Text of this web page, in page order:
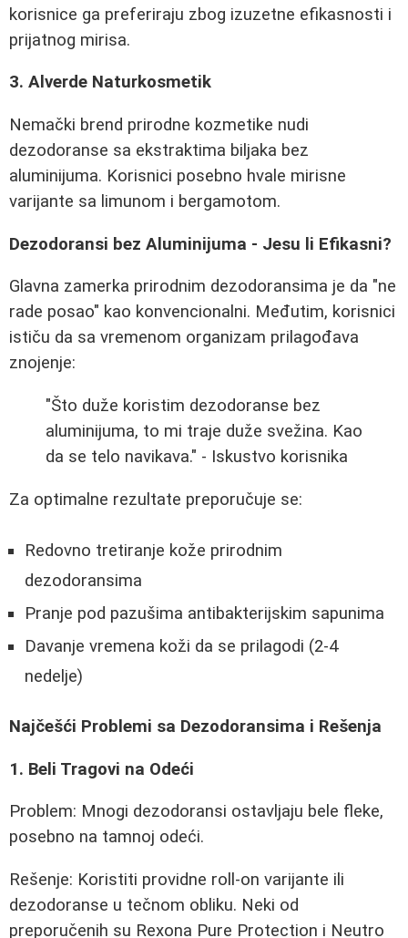
korisnice ga preferiraju zbog izuzetne efikasnosti i
prijatnog mirisa.
3. Alverde Naturkosmetik
Nemački brend prirodne kozmetike nudi
dezodoranse sa ekstraktima biljaka bez
aluminijuma. Korisnici posebno hvale mirisne
varijante sa limunom i bergamotom.
Dezodoransi bez Aluminijuma - Jesu li Efikasni?
Glavna zamerka prirodnim dezodoransima je da "ne
rade posao" kao konvencionalni. Međutim, korisnici
ističu da sa vremenom organizam prilagođava
znojenje:
"Što duže koristim dezodoranse bez
aluminijuma, to mi traje duže svežina. Kao
da se telo navikava." - Iskustvo korisnika
Za optimalne rezultate preporučuje se:
Redovno tretiranje kože prirodnim
dezodoransima
Pranje pod pazušima antibakterijskim sapunima
Davanje vremena koži da se prilagodi (2-4
nedelje)
Najčešći Problemi sa Dezodoransima i Rešenja
1. Beli Tragovi na Odeći
Problem: Mnogi dezodoransi ostavljaju bele fleke,
posebno na tamnoj odeći.
Rešenje: Koristiti providne roll-on varijante ili
dezodoranse u tečnom obliku. Neki od
preporučenih su Rexona Pure Protection i Neutro